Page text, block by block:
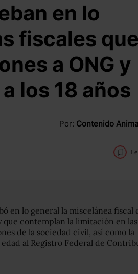
en lo
fiscales que
a ONG y
los 18 años
Por: Contenido
en lo general la miscelánea fiscal
contemplan la limitación en las
de la sociedad civil, así como la
al Registro Federal de